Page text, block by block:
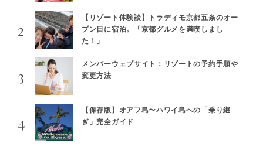
【リゾート体験談】トラディモ京都五条のオー
プン日に宿泊。「京都グルメを満喫しまし
た！」
メンバーウェブサイト：リゾートの予約手順や
変更方法
【保存版】オアフ島〜ハワイ島への「乗り継
ぎ」完全ガイド